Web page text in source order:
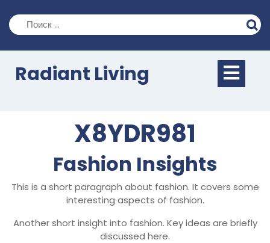
содержимому
Radiant Living
X8YDR981
Fashion Insights
This is a short paragraph about fashion. It covers some
interesting aspects of fashion.
Another short insight into fashion. Key ideas are briefly
discussed here.